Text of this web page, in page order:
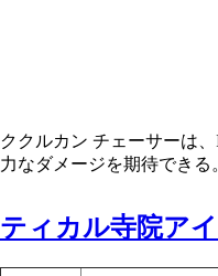
ククルカン チェーサーは
力なダメージを期待できる
ティカル寺院ア